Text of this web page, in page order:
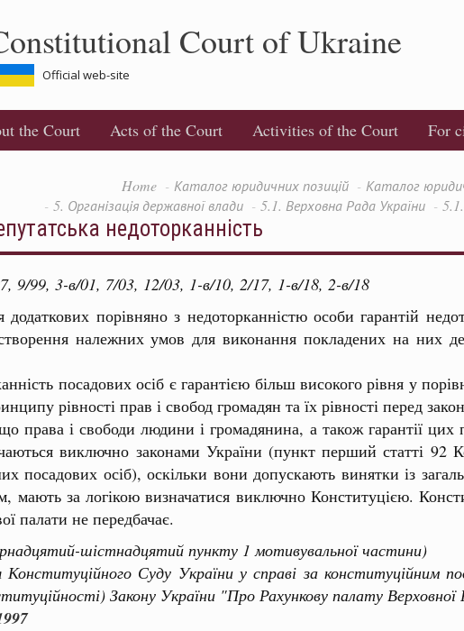
Court of Ukraine
Official web-site
the Court Acts of the Court Activities of the Court For
Home Каталог юридичних позицій
Каталог
5. Організація державної влади
5.1. Верховна Рада України
недоторканність
99, 3-в/01, 7/03, 12/03, 1-в/10, 2/17, 1-в/18, 2-в/18
додаткових порівняно з недоторканністю особи гарантій
належних умов для виконання покладених на них
посадових осіб є гарантією більш високого рівня у
рівності прав і свобод громадян та їх рівності перед
і свободи людини і громадянина, а також гарантії цих
виключно законами України (пункт перший статті 92
посадових осіб), оскільки вони допускають винятки із
мають за логікою визначатися виключно Конституцією.
палати не передбачає.
шістнадцятий пункту 1 мотивувальної частини)
Суду України у справі за конституційним
Закону України "Про Рахункову палату